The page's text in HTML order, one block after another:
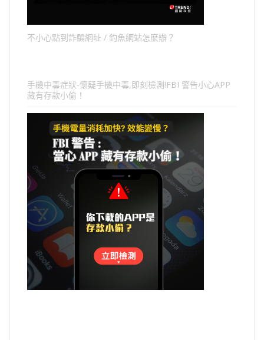
不小心點到詐騙網址 / 釣魚網站怎麼辦？
手機中毒症狀-懷疑手機中毒,即刻檢測!FBI 警告小心APP
藏有存款小偷！